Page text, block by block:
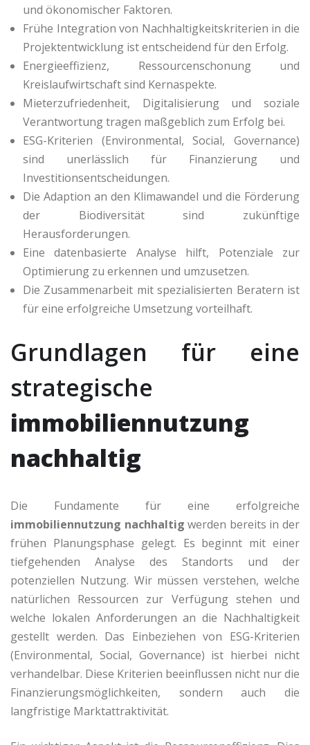
und ökonomischer Faktoren.
Frühe Integration von Nachhaltigkeitskriterien in die
Projektentwicklung ist entscheidend für den Erfolg.
Energieeffizienz, Ressourcenschonung und
Kreislaufwirtschaft sind Kernaspekte.
Mieterzufriedenheit, Digitalisierung und soziale
Verantwortung tragen maßgeblich zum Erfolg bei.
ESG-Kriterien (Environmental, Social, Governance)
sind unerlässlich für Finanzierung und
Investitionsentscheidungen.
Die Adaption an den Klimawandel und die Förderung
der Biodiversität sind zukünftige
Herausforderungen.
Eine datenbasierte Analyse hilft, Potenziale zur
Optimierung zu erkennen und umzusetzen.
Die Zusammenarbeit mit spezialisierten Beratern ist
für eine erfolgreiche Umsetzung vorteilhaft.
Grundlagen für eine
strategische
immobiliennutzung
nachhaltig
Die Fundamente für eine erfolgreiche
immobiliennutzung nachhaltig werden bereits in der
frühen Planungsphase gelegt. Es beginnt mit einer
tiefgehenden Analyse des Standorts und der
potenziellen Nutzung. Wir müssen verstehen, welche
natürlichen Ressourcen zur Verfügung stehen und
welche lokalen Anforderungen an die Nachhaltigkeit
gestellt werden. Das Einbeziehen von ESG-Kriterien
(Environmental, Social, Governance) ist hierbei nicht
verhandelbar. Diese Kriterien beeinflussen nicht nur die
Finanzierungsmöglichkeiten, sondern auch die
langfristige Marktattraktivität.